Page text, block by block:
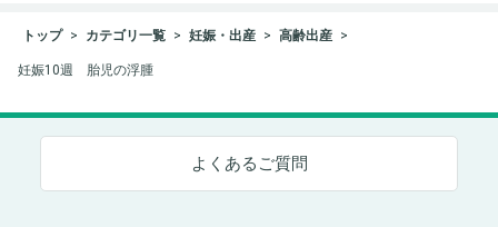
トップ カテゴリ一覧 妊娠・出産 高齢出産
妊娠10週 胎児の浮腫
よくあるご質問